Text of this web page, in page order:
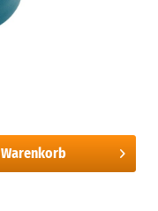
Warenkorb